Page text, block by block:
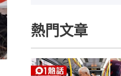
熱門文章